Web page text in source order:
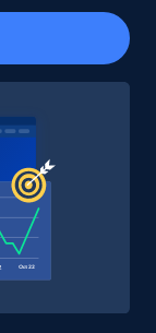
即购买